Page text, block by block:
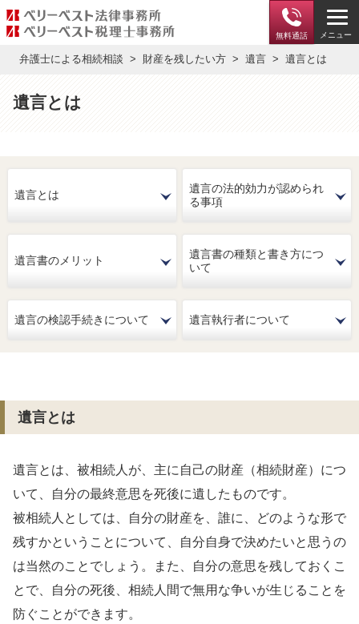
無料通話 メニュー
弁護士による相続相談 財産を残したい方 遺言 遺言とは
遺言とは
遺言とは
遺言の法的効力が認められ
る事項
遺言書のメリット
遺言書の種類と書き方につ
いて
遺言の検認手続きについて 遺言執行者について
遺言とは
遺言とは、被相続人が、主に自己の財産（相続財産）につ
いて、自分の最終意思を死後に遺したものです。
被相続人としては、自分の財産を、誰に、どのような形で
残すかということについて、自分自身で決めたいと思うの
は当然のことでしょう。また、自分の意思を残しておくこ
とで、自分の死後、相続人間で無用な争いが生じることを
防ぐことができます。